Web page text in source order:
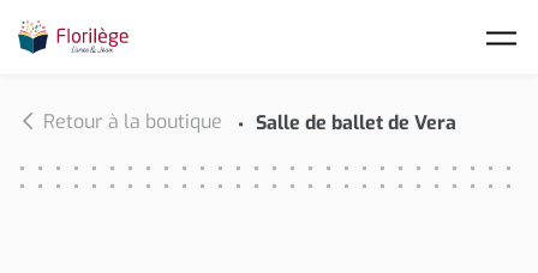
Retour à la boutique Salle de ballet de Vera